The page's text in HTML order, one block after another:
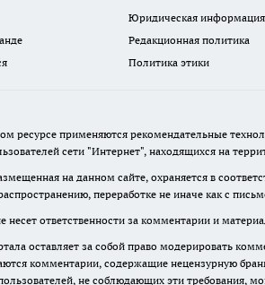
Юридическая информация
Редакционная политика
Политика этики
ресурсе применяются рекомендательные
сети "Интернет", находящихся на
на данном сайте, охраняется в
переработке не иначе как с
несет ответственности за комментарии и
оставляет за собой право модерировать
комментарии, содержащие нецензурную
не соблюдающих эти требования,